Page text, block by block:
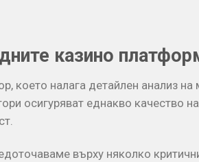
казино
което налага детайлен анализ
осигуряват еднакво качество
върху няколко